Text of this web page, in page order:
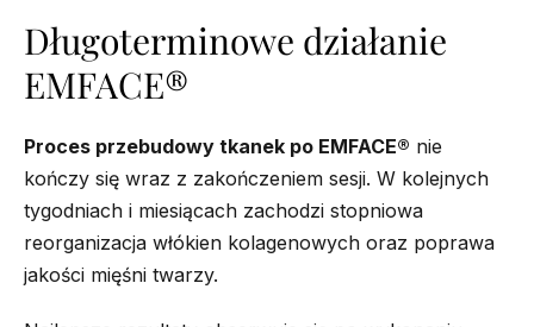
Długoterminowe działanie
EMFACE®
Proces przebudowy tkanek po EMFACE® nie
kończy się wraz z zakończeniem sesji. W kolejnych
tygodniach i miesiącach zachodzi stopniowa
reorganizacja włókien kolagenowych oraz poprawa
jakości mięśni twarzy.